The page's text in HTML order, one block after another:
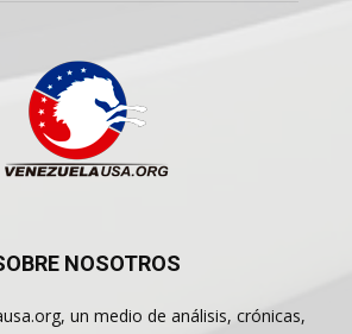
NOSOTROS
un medio de análisis, crónicas,